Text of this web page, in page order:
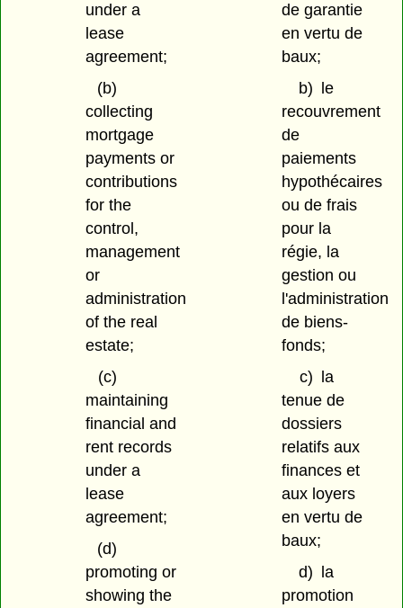
under a
lease
agreement;
(b)
collecting
mortgage
payments or
contributions
for the
control,
management
or
administration
of the real
estate;
(c)
maintaining
financial and
rent records
under a
lease
agreement;
(d)
promoting or
showing the
de garantie
en vertu de
baux;
b) le
recouvrement
de
paiements
hypothécaires
ou de frais
pour la
régie, la
gestion ou
l'administration
de biens-
fonds;
c) la
tenue de
dossiers
relatifs aux
finances et
aux loyers
en vertu de
baux;
d) la
promotion